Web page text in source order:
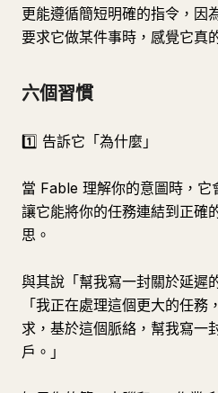
更能遵循簡短明確的指令，因
要求它做某件事時，感覺它真
六個習慣
1️⃣ 告訴它「為什麼」
當 Fable 理解你的意圖時，它
讓它能將你的任務連結到正確
思。
與其說「幫我寫一封關於延遲
「我正在處理這個更大的任
求，基於這個脈絡，幫我寫一
戶。」